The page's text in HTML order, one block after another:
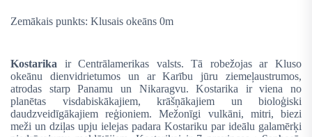
Zemākais punkts: Klusais okeāns 0m
Kostarika ir Centrālamerikas valsts. Tā robežojas ar Kluso
okeānu dienvidrietumos un ar Karību jūru ziemeļaustrumos,
atrodas starp Panamu un Nikaragvu. Kostarika ir viena no
planētas visdabiskākajiem, krāšņākajiem un bioloģiski
daudzveidīgākajiem reģioniem. Mežonīgi vulkāni, mitri, biezi
meži un dziļas upju ielejas padara Kostariku par ideālu galamērķi